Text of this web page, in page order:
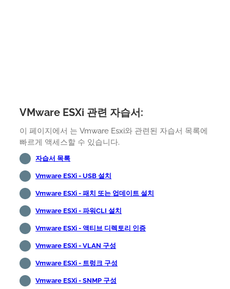
VMware ESXi 관련 자습서:
이 페이지에서 는 Vmware Esxi와 관련된 자습서 목록에
빠르게 액세스할 수 있습니다.
자습서 목록
Vmware ESXi - USB 설치
Vmware ESXi - 패치 또는 업데이트 설치
Vmware ESXi - 파워CLI 설치
Vmware ESXi - 액티브 디렉토리 인증
Vmware ESXi - VLAN 구성
Vmware ESXi - 트렁크 구성
Vmware ESXi - SNMP 구성